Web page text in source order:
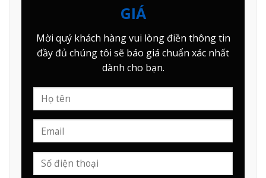
GIÁ
Mời quý khách hàng vui lòng điền thông tin
đầy đủ chúng tôi sẽ báo giá chuẩn xác nhất
dành cho bạn.